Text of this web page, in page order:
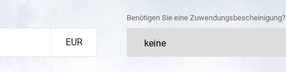
EUR
Benötigen Sie eine Zuwendungsbescheinigung?